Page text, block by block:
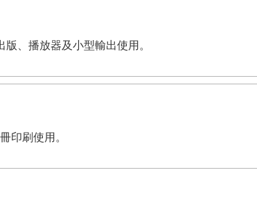
、播放器及小型輸出使用。
印刷使用。